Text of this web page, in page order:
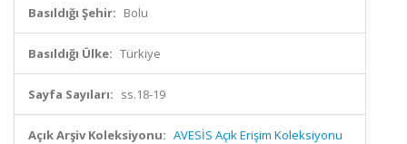
Basıldığı Şehir: Bolu
Basıldığı Ülke: Türkiye
Sayfa Sayıları: ss.18-19
Açık Arşiv Koleksiyonu: AVESİS Açık Erişim Koleksiyonu